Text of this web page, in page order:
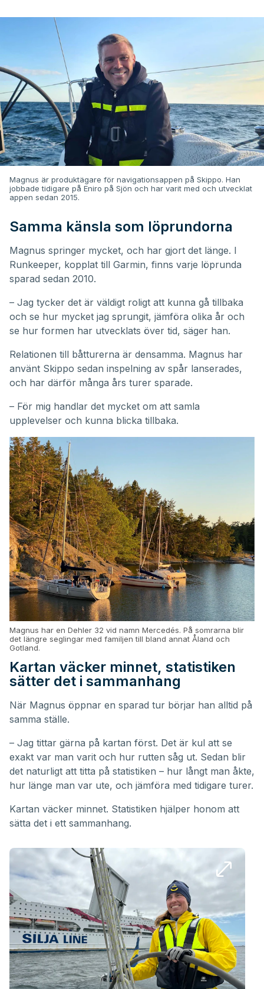
Magnus är produktägare för navigationsappen på Skippo. Han
jobbade tidigare på Eniro på Sjön och har varit med och utvecklat
appen sedan 2015.
Samma känsla som löprundorna
Magnus springer mycket, och har gjort det länge. I
Runkeeper, kopplat till Garmin, finns varje löprunda
sparad sedan 2010.
– Jag tycker det är väldigt roligt att kunna gå tillbaka
och se hur mycket jag sprungit, jämföra olika år och
se hur formen har utvecklats över tid, säger han.
Relationen till båtturerna är densamma. Magnus har
använt Skippo sedan inspelning av spår lanserades,
och har därför många års turer sparade.
– För mig handlar det mycket om att samla
upplevelser och kunna blicka tillbaka.
Magnus har en Dehler 32 vid namn Mercedés. På somrarna blir
det längre seglingar med familjen till bland annat Åland och
Gotland.
Kartan väcker minnet, statistiken
sätter det i sammanhang
När Magnus öppnar en sparad tur börjar han alltid på
samma ställe.
– Jag tittar gärna på kartan först. Det är kul att se
exakt var man varit och hur rutten såg ut. Sedan blir
det naturligt att titta på statistiken – hur långt man åkte,
hur länge man var ute, och jämföra med tidigare turer.
Kartan väcker minnet. Statistiken hjälper honom att
sätta det i ett sammanhang.